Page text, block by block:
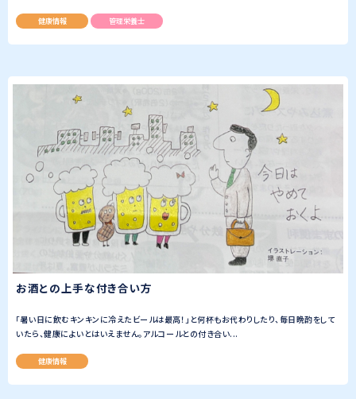
健康情報 管理栄養士
お酒との上手な付き合い方
「暑い日に飲むキンキンに冷えたビールは最高！」と何杯もお代わりしたり、毎日晩酌をして
いたら、健康によいとはいえません。アルコールとの付き合い...
健康情報